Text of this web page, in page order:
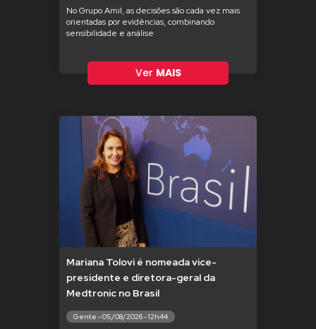
No Grupo Amil, as decisões são cada vez mais
orientadas por evidências, combinando
sensibilidade e análise
Ver MAIS
Mariana Tolovi é nomeada vice-
presidente e diretora-geral da
Medtronic no Brasil
Gente - 05/08/2026 - 12h44